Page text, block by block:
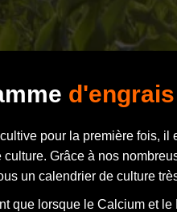
pour la première fois, il
culture. Grâce à nos
un calendrier de culture
que lorsque le Calcium et